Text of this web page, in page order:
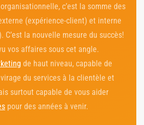
c’est la somme des
(expérience-client) et interne
C’est la nouvelle mesure du succès!
vos affaires sous cet angle.
de haut niveau, capable de
du services à la clientèle et
surtout capable de vous aider
pour des années à venir.